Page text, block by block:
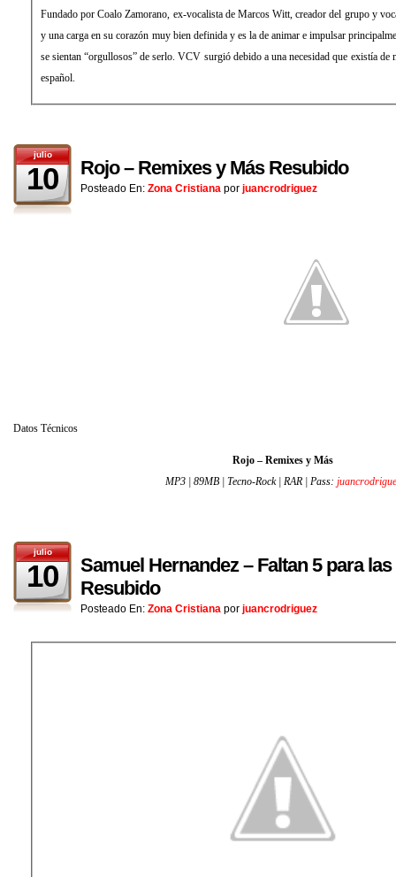
Fundado por Coalo Zamorano, ex-vocalista de Marcos Witt, creador del grupo y vocalista del mismo, tiene una visión
y una carga en su corazón muy bien definida y es la de animar e impulsar principalmente a los jóvenes cristianos a que
se sientan “orgullosos” de serlo. VCV surgió debido a una necesidad que existía de música contemporánea, juvenil en
español.
julio
10 Rojo – Remixes y Más Resubido
Posteado En: Zona Cristiana por juancrodriguez
Datos Técnicos
Rojo – Remixes y Más
MP3 | 89MB | Tecno-Rock | RAR | Pass:
julio
10
Samuel Hernandez – Faltan 5 para las
Resubido
Posteado En: Zona Cristiana por juancrodriguez